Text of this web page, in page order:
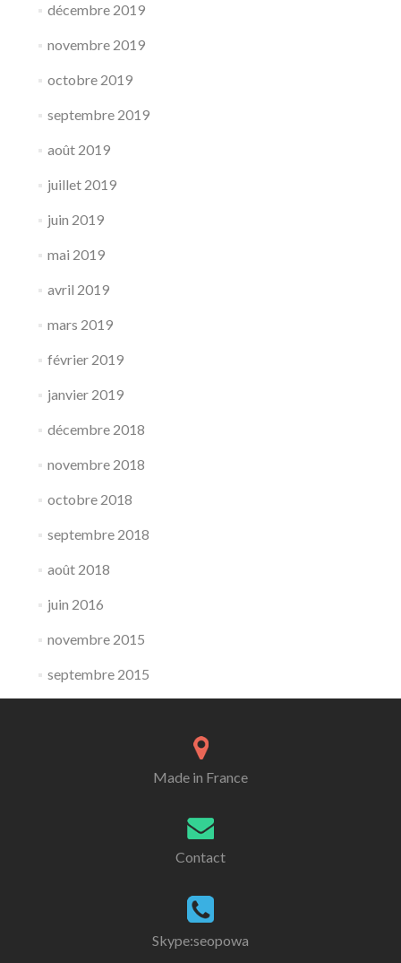
décembre 2019
novembre 2019
octobre 2019
septembre 2019
août 2019
juillet 2019
juin 2019
mai 2019
avril 2019
mars 2019
février 2019
janvier 2019
décembre 2018
novembre 2018
octobre 2018
septembre 2018
août 2018
juin 2016
novembre 2015
septembre 2015
Made in France
Contact
Skype:seopowa